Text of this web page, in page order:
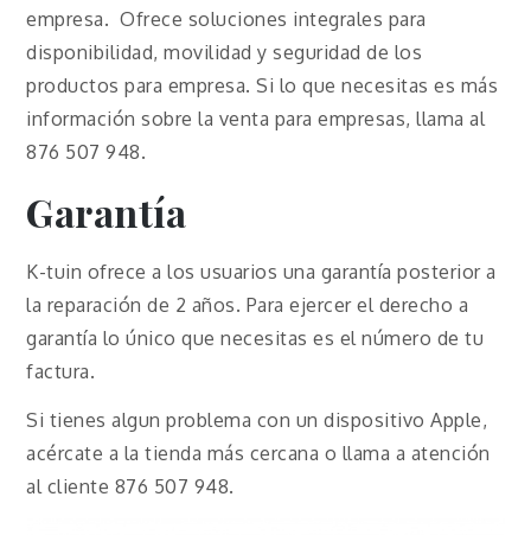
empresa. Ofrece soluciones integrales para
disponibilidad, movilidad y seguridad de los
productos para empresa. Si lo que necesitas es más
información sobre la venta para empresas, llama al
876 507 948.
Garantía
K-tuin ofrece a los usuarios una garantía posterior a
la reparación de 2 años. Para ejercer el derecho a
garantía lo único que necesitas es el número de tu
factura.
Si tienes algun problema con un dispositivo Apple,
acércate a la tienda más cercana o llama a atención
al cliente 876 507 948.